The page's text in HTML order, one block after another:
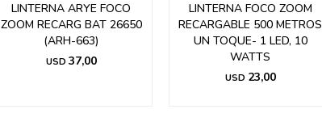
LINTERNA ARYE FOCO
ZOOM RECARG BAT 26650
(ARH-663)
USD 37,00
LINTERNA FOCO ZOOM
RECARGABLE 500 METROS
UN TOQUE- 1 LED, 10
WATTS
USD 23,00